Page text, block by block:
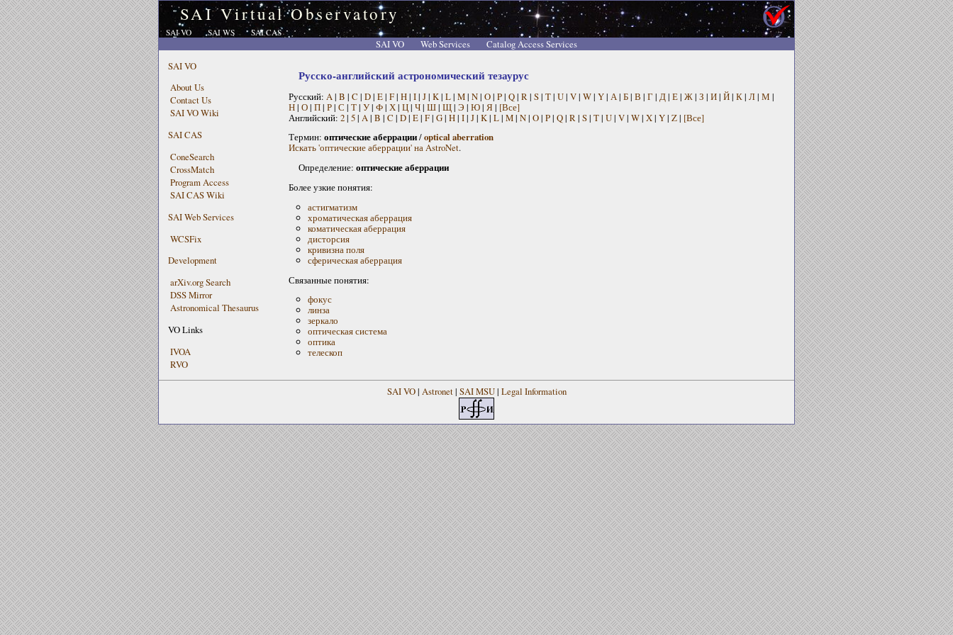
SAI Virtual Observatory
SAI VO SAI WS SAI CAS
SAI VO Web Services
Catalog Access Services
SAI VO
About Us
Contact Us
SAI VO Wiki
SAI CAS
ConeSearch
CrossMatch
Program Access
SAI CAS Wiki
SAI Web Services
WCSFix
Development
arXiv.org Search
DSS Mirror
Astronomical Thesaurus
VO Links
IVOA
RVO
Русско-английский астрономический тезаурус
Русский: A | B | C | D| E| F| H| I| J| K| L| M| N| O| P| Q| R | S| T| U| V| W| Y| А | Б| В | Г | Д| Е| Ж| З | И| Й| К| Л| М |
Н| О| П| Р| С | Т| У| Ф| Х| Ц| Ч| Ш| Щ| Э | Ю| Я| [Все]
Английский: 2| 5| A | B | C | D| E| F| G| H| I| J| K| L| M| N| O| P| Q| R | S| T| U| V| W| X| Y| Z| [Все]
Термин: оптические аберрации/optical aberration
Искать 'оптические аберрации' на AstroNet.
Определение: оптические аберрации
Более узкие понятия:
астигматизм
хроматическая аберрация
коматическая аберрация
дисторсия
кривизна поля
сферическая аберрация
Связанные понятия:
фокус
линза
зеркало
оптическая система
оптика
телескоп
SAI VO| Astronet| SAI MSU| Legal Information